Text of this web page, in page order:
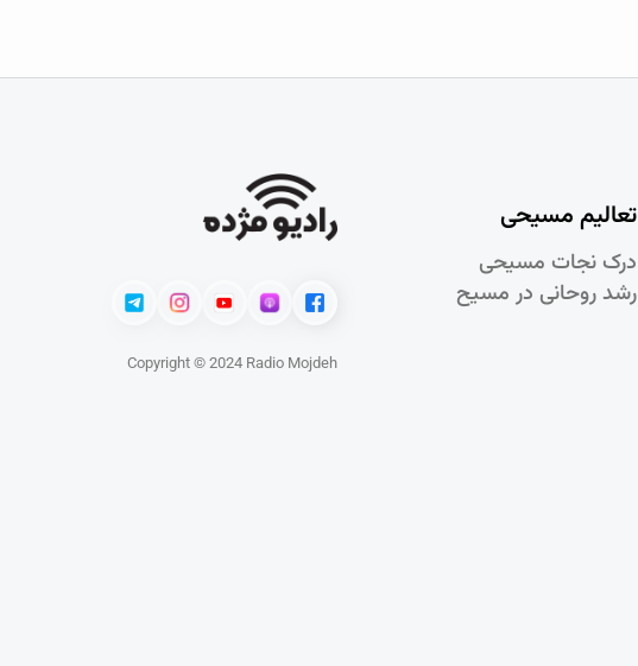
Copyright © 2024 Radio Mojdeh
تعالیم مسیحی
درک نجات مسيحی
رشد روحانی در مسيح